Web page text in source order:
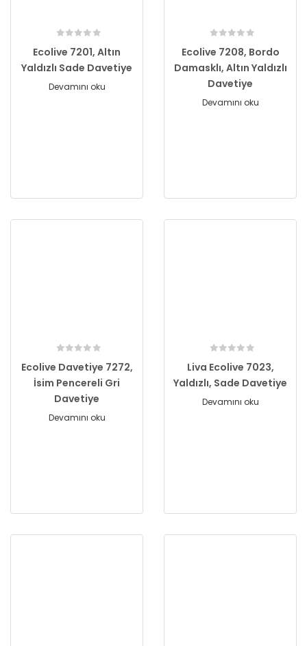
Ecolive 7201, Altın
Yaldızlı Sade Davetiye
Devamını oku
Ecolive 7208, Bordo
Damasklı, Altın Yaldızlı
Davetiye
Devamını oku
Ecolive Davetiye 7272,
İsim Pencereli Gri
Davetiye
Devamını oku
Liva Ecolive 7023,
Yaldızlı, Sade Davetiye
Devamını oku